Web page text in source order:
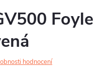
Foyle
hodnocení